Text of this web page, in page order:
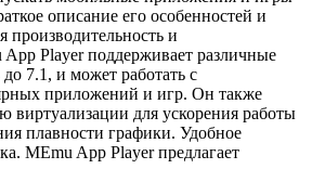
описание его особенностей и
и
App Player поддерживает различные
7.1, и может работать с
приложений и игр. Он также
виртуализации для ускорения работы
плавности графики. Удобное
MEmu App Player предлагает